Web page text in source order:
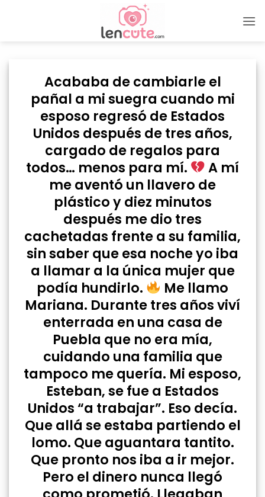
Acababa de cambiarle el
pañal a mi suegra cuando mi
esposo regresó de Estados
Unidos después de tres años,
cargado de regalos para
todos… menos para mí.
A mí
me aventó un llavero de
plástico y diez minutos
después me dio tres
cachetadas frente a su familia,
sin saber que esa noche yo iba
a llamar a la única mujer que
podía hundirlo.
Me llamo
Mariana. Durante tres años viví
enterrada en una casa de
Puebla que no era mía,
cuidando una familia que
tampoco me quería. Mi esposo,
Esteban, se fue a Estados
Unidos “a trabajar”. Eso decía.
Que allá se estaba partiendo el
lomo. Que aguantara tantito.
Que pronto nos iba a ir mejor.
Pero el dinero nunca llegó